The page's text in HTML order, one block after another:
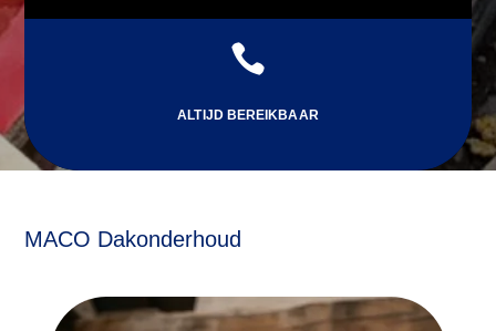

ALTIJD BEREIKBAAR
MACO Dakonderhoud